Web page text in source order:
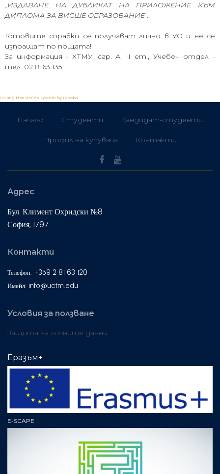
„ИЗДАВАНЕ НА ДУБЛИКАТ НА ПРИЛОЖЕНИЕ КЪМ
ДИПЛОМА ЗА ВИСШЕ ОБРАЗОВАНИЕ“.
Готовите справки се получават лично в УО и не се
изпращат по пощата!
За информация - ХТМУ, сгр. А, II ет., Учебен отдел -
тел. 02 8163 135
FaLang translation system by Faboba
Начало Студенти Кандидат-студенти
Профил на купувача Контакти
Адрес
Бул. Климент Охридски №8
София, 1797
Контакти
Телефон: +359 2 81 63 120
Имейл: info@uctm.edu
Условия за ползване
Защита на личните данни
Еразъм+
E-SCAPE